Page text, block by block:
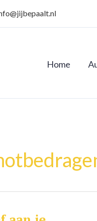
Home